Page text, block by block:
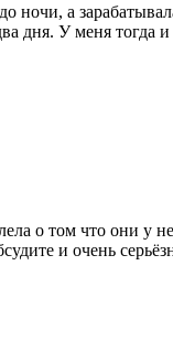
ночи, а
дня. У меня тогда
о том что они у
и очень